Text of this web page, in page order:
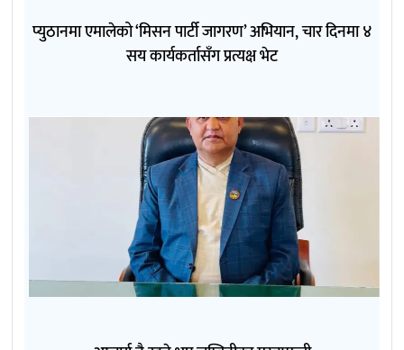
प्युठानमा एमालेको ‘मिसन पार्टी जागरण’ अभियान, चार दिनमा ४
सय कार्यकर्तासँग प्रत्यक्ष भेट